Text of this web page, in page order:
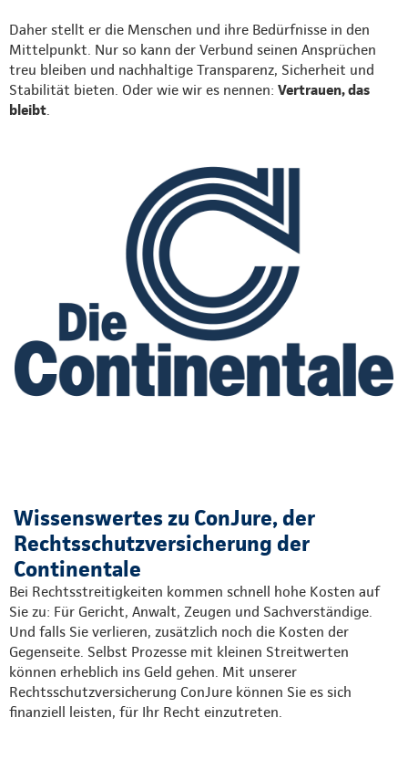
Daher stellt er die Menschen und ihre Bedürfnisse in den
Mittelpunkt. Nur so kann der Verbund seinen Ansprüchen
treu bleiben und nachhaltige Transparenz, Sicherheit und
Stabilität bieten. Oder wie wir es nennen: Vertrauen, das
bleibt.
Wissenswertes zu ConJure, der
Rechtsschutzversicherung der
Continentale
Bei Rechtsstreitigkeiten kommen schnell hohe Kosten auf
Sie zu: Für Gericht, Anwalt, Zeugen und Sachverständige.
Und falls Sie verlieren, zusätzlich noch die Kosten der
Gegenseite. Selbst Prozesse mit kleinen Streitwerten
können erheblich ins Geld gehen. Mit unserer
Rechtsschutzversicherung ConJure können Sie es sich
finanziell leisten, für Ihr Recht einzutreten.